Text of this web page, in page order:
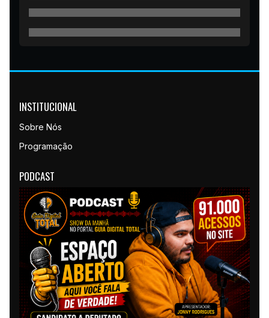
INSTITUCIONAL
Sobre Nós
Programação
PODCAST